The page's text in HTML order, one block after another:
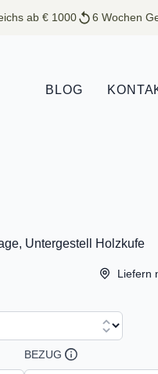
ab € 1000 6 Wochen
BLOG
Untergestell Holzkufe
Liefern
BEZUG